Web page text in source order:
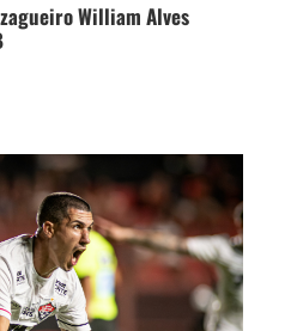
William Alves